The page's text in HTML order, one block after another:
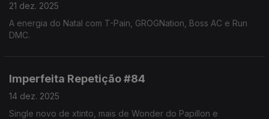
21 dez. 2025
A energia do Natal com T-Pain, GROGNation, Boss AC e Run
DMC.
Imperfeita Repetição #84
14 dez. 2025
Single novo de xtinto, mais de Wonder do Papillon e